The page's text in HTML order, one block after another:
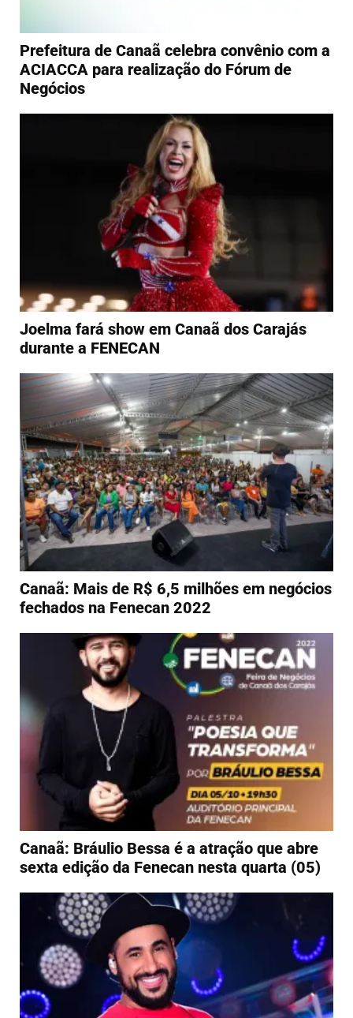
Prefeitura de Canaã celebra convênio com a
ACIACCA para realização do Fórum de
Negócios
Joelma fará show em Canaã dos Carajás
durante a FENECAN
Canaã: Mais de R$ 6,5 milhões em negócios
fechados na Fenecan 2022
Canaã: Bráulio Bessa é a atração que abre
sexta edição da Fenecan nesta quarta (05)